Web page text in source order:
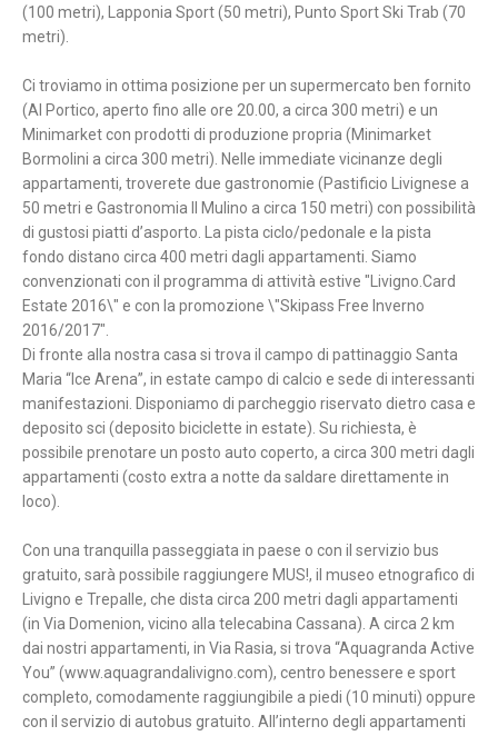
(100 metri), Lapponia Sport (50 metri), Punto Sport Ski Trab (70
metri).
Ci troviamo in ottima posizione per un supermercato ben fornito
(Al Portico, aperto fino alle ore 20.00, a circa 300 metri) e un
Minimarket con prodotti di produzione propria (Minimarket
Bormolini a circa 300 metri). Nelle immediate vicinanze degli
appartamenti, troverete due gastronomie (Pastificio Livignese a
50 metri e Gastronomia Il Mulino a circa 150 metri) con possibilità
di gustosi piatti d’asporto. La pista ciclo/pedonale e la pista
fondo distano circa 400 metri dagli appartamenti. Siamo
convenzionati con il programma di attività estive "Livigno.Card
Estate 2016\" e con la promozione \"Skipass Free Inverno
2016/2017".
Di fronte alla nostra casa si trova il campo di pattinaggio Santa
Maria “Ice Arena”, in estate campo di calcio e sede di interessanti
manifestazioni. Disponiamo di parcheggio riservato dietro casa e
deposito sci (deposito biciclette in estate). Su richiesta, è
possibile prenotare un posto auto coperto, a circa 300 metri dagli
appartamenti (costo extra a notte da saldare direttamente in
loco).
Con una tranquilla passeggiata in paese o con il servizio bus
gratuito, sarà possibile raggiungere MUS!, il museo etnografico di
Livigno e Trepalle, che dista circa 200 metri dagli appartamenti
(in Via Domenion, vicino alla telecabina Cassana). A circa 2 km
dai nostri appartamenti, in Via Rasia, si trova “Aquagranda Active
You” (www.aquagrandalivigno.com), centro benessere e sport
completo, comodamente raggiungibile a piedi (10 minuti) oppure
con il servizio di autobus gratuito. All’interno degli appartamenti